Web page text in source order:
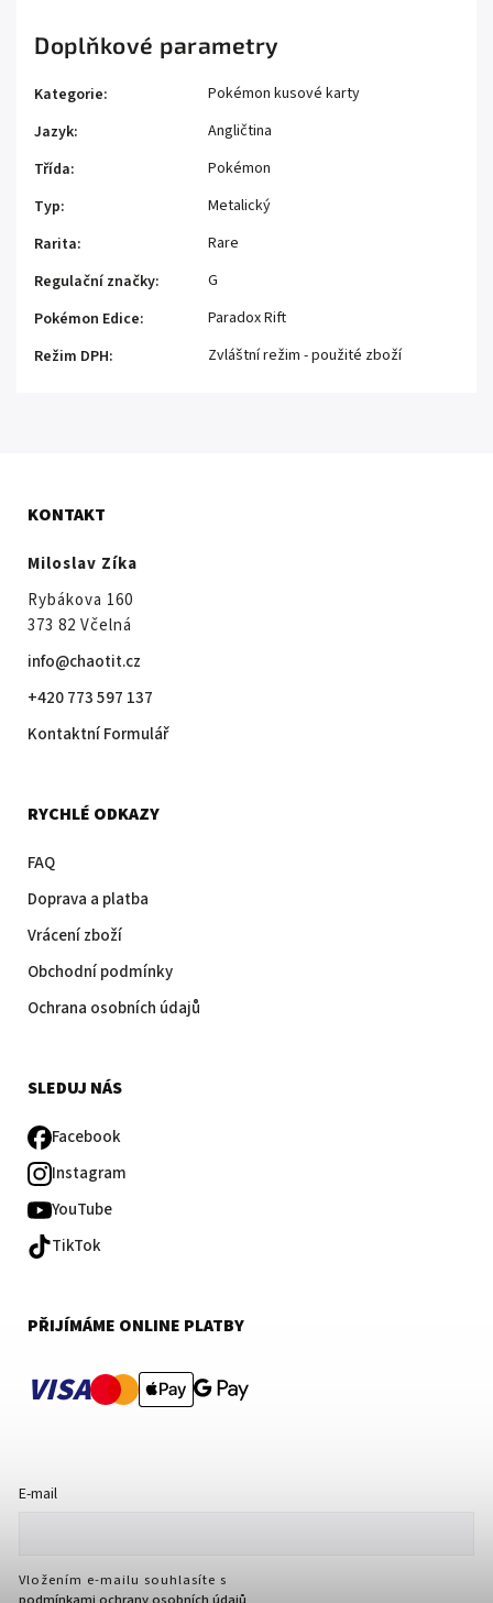
Doplňkové parametry
Kategorie:
Pokémon kusové karty
Jazyk:
Angličtina
Třída:
Pokémon
Typ:
Metalický
Rarita:
Rare
Regulační značky:
G
Pokémon Edice:
Paradox Rift
Režim DPH: Zvláštní režim - použité zboží
KONTAKT
Miloslav Zíka
Rybákova 160
373 82 Včelná
info@chaotit.cz
+420 773 597 137
Kontaktní Formulář
RYCHLÉ ODKAZY
FAQ
Doprava a platba
Vrácení zboží
Obchodní podmínky
Ochrana osobních údajů
SLEDUJ NÁS
Facebook
Instagram
YouTube
TikTok
PŘIJÍMÁME ONLINE PLATBY
VISA
E-mail
Vložením e-mailu souhlasíte s